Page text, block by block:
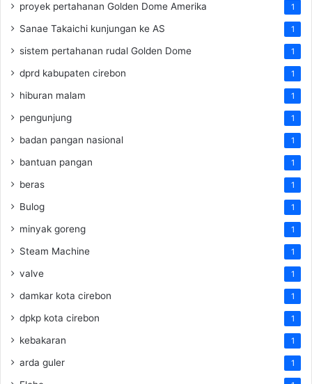
proyek pertahanan Golden Dome Amerika 1
Sanae Takaichi kunjungan ke AS 1
sistem pertahanan rudal Golden Dome 1
dprd kabupaten cirebon 1
hiburan malam 1
pengunjung 1
badan pangan nasional 1
bantuan pangan 1
beras 1
Bulog 1
minyak goreng 1
Steam Machine 1
valve 1
damkar kota cirebon 1
dpkp kota cirebon 1
kebakaran 1
arda guler 1